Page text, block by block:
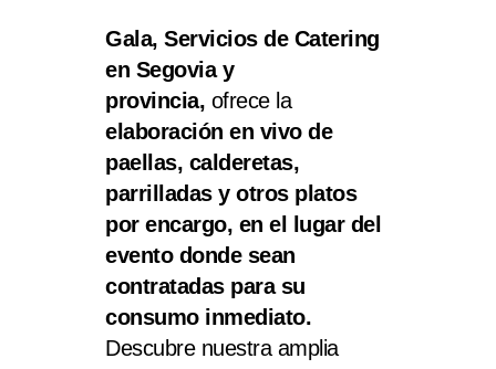
Gala, Servicios de Catering
en Segovia y
provincia, ofrece la
elaboración en vivo de
paellas, calderetas,
parrilladas y otros platos
por encargo, en el lugar del
evento donde sean
contratadas para su
consumo inmediato.
Descubre nuestra amplia